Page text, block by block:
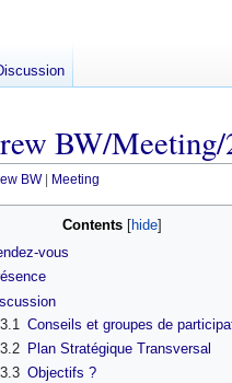
BW‎ | Meeting
Contents
vous
3.1
Conseils et groupes de
3.2
Plan Stratégique Transversal
3.3 Objectifs ?